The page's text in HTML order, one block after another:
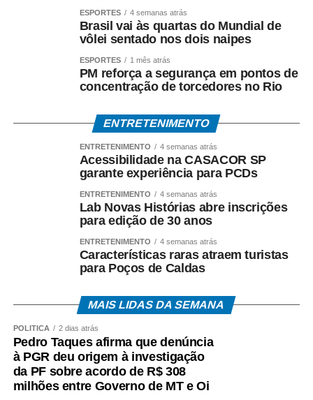
ESPORTES 4 semanas atrás
Brasil vai às quartas do Mundial de
vôlei sentado nos dois naipes
ESPORTES 1 mês atrás
PM reforça a segurança em pontos de
concentração de torcedores no Rio
ENTRETENIMENTO
ENTRETENIMENTO 4 semanas atrás
Acessibilidade na CASACOR SP
garante experiência para PCDs
ENTRETENIMENTO 4 semanas atrás
Lab Novas Histórias abre inscrições
para edição de 30 anos
ENTRETENIMENTO 4 semanas atrás
Características raras atraem turistas
para Poços de Caldas
MAIS LIDAS DA SEMANA
POLÍTICA 2 dias atrás
Pedro Taques afirma que denúncia
à PGR deu origem à investigação
da PF sobre acordo de R$ 308
milhões entre Governo de MT e Oi